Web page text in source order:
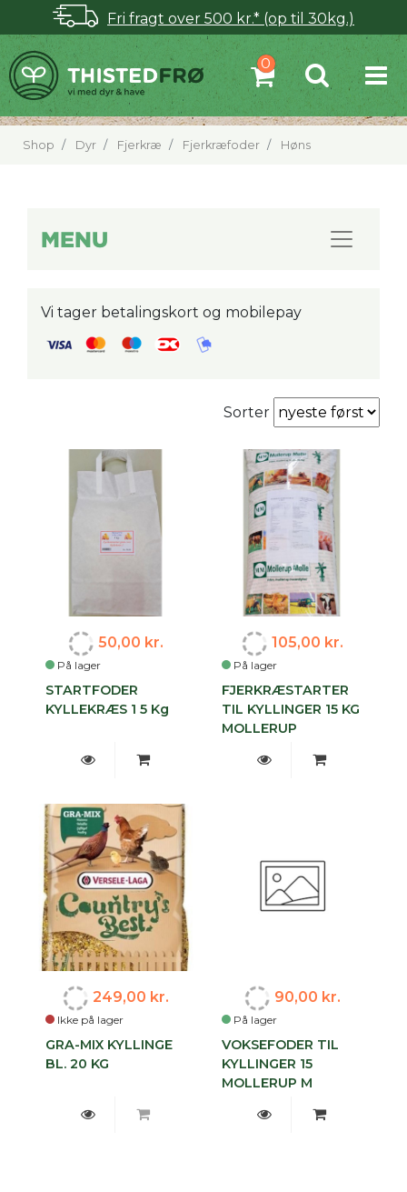
Fri fragt over 500 kr.* (op til 30kg.)
Shop Dyr Fjerkræ Fjerkræfoder Høns
MENU
Vi tager betalingskort og mobilepay
Sorter
På lager
50,00 kr.
STARTFODER
KYLLEKRÆS 1 5 Kg
På lager
105,00 kr.
FJERKRÆSTARTER
TIL KYLLINGER 15 KG
MOLLERUP
Ikke på lager
249,00 kr.
GRA-MIX KYLLINGE
BL. 20 KG
På lager
90,00 kr.
VOKSEFODER TIL
KYLLINGER 15
MOLLERUP M